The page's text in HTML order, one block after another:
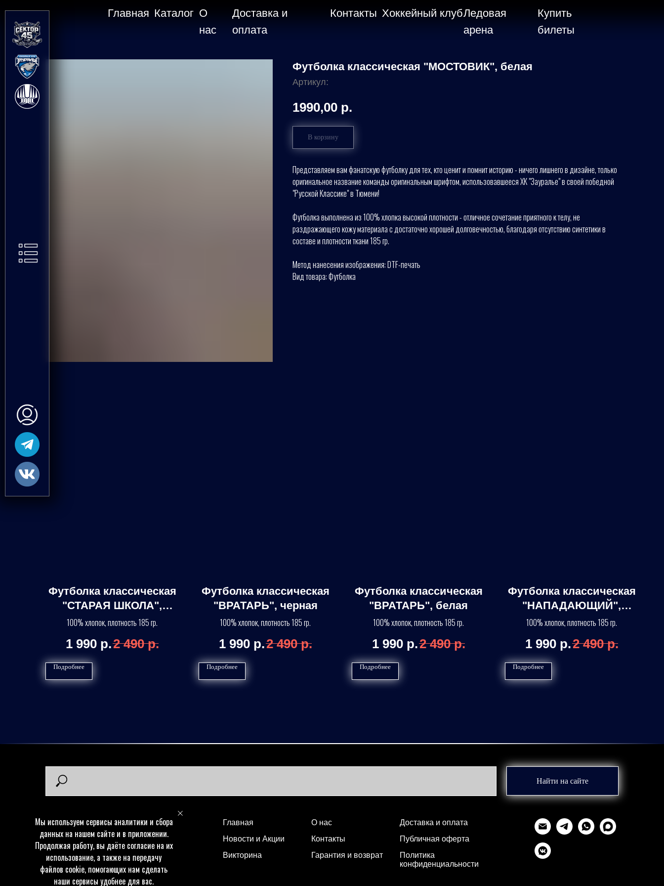
Главная Каталог О
нас
Доставка и
оплата
Хоккейный клуб
Контакты
Купить
билеты
Ледовая
арена
Мы используем сервисы аналитики и сбора
данных на нашем сайте и в приложении.
Продолжая работу, вы даёте согласие на их
использование, а также на передачу
файлов cookie, помогающих нам сделать
наши сервисы удобнее для вас.
Футболка классическая "МОСТОВИК", белая
Артикул:
1990,00 р.
В корзину
Представляем вам фанатскую футболку для тех, кто ценит и помнит историю - ничего лишнего в дизайне, только
оригинальное название команды оригинальным шрифтом, использовавшееся ХК "Зауралье" в своей победной
"Русской Классике" в Тюмени!
Футболка выполнена из 100% хлопка высокой плотности - отличное сочетание приятного к телу, не
раздражающего кожу материала с достаточно хорошей долговечностью, благодаря отсутствию синтетики в
составе и плотности ткани 185 гр.
Метод нанесения изображения: DTF-печать
Вид товара: Футболка
Футболка классическая
"СТАРАЯ ШКОЛА",
черная
100% хлопок, плотность 185 гр.
1 990 р.2 490 р.
Подробнее
Футболка классическая
"ВРАТАРЬ", черная
100% хлопок, плотность 185 гр.
1 990 р.2 490 р.
Подробнее
Футболка классическая
"ВРАТАРЬ", белая
100% хлопок, плотность 185 гр.
1 990 р.2 490 р.
Подробнее
Футболка классическая
"НАПАДАЮЩИЙ",
белая
100% хлопок, плотность 185 гр.
1 990 р.2 490 р.
Подробнее
Найти на сайте
© 2025-2026. Интернет-магазин "Сектор 45".
Все права защищены.
Главная
Новости и Акции
Викторина
О нас
Контакты
Гарантия и возврат
Доставка и оплата
Публичная оферта
Политика
конфиденциальности